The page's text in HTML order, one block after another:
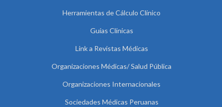
Herramientas de Cálculo Clínico
Guías Clínicas
Link a Revistas Médicas
Organizaciones Médicas/ Salud Pública
Organizaciones Internacionales
Sociedades Médicas Peruanas